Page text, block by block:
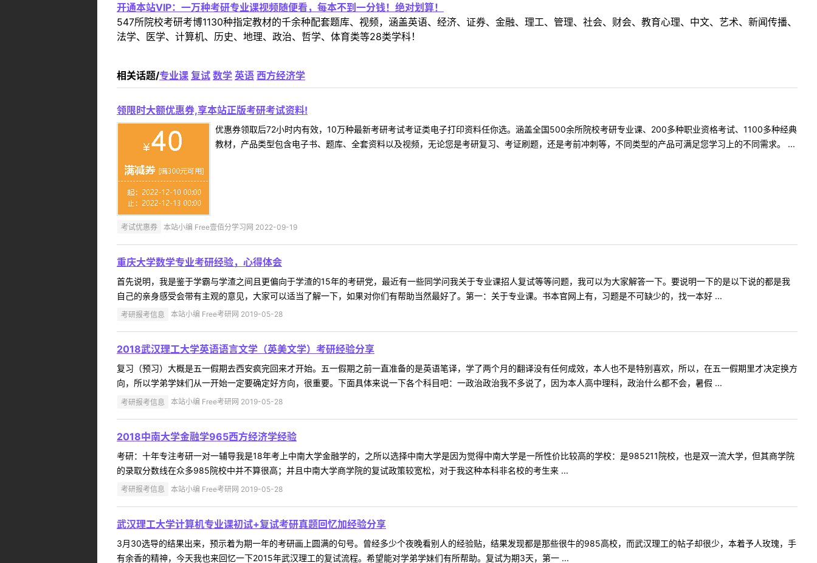
开通本站VIP：一万种考研专业课视频随便看，每本不到一分钱！绝对划算！
547所院校考研考博1130种指定教材的千余种配套题库、视频，涵盖英语、经济、证券、金融、理工、管理、社会、财会、教育心理、中文、艺术、新闻传播、
法学、医学、计算机、历史、地理、政治、哲学、体育类等28类学科！
相关话题/专业课 复试 数学 英语 西方经济学
领限时大额优惠券,享本站正版考研考试资料!
优惠券领取后72小时内有效，10万种最新考研考试考证类电子打印资料任你选。涵盖全国500余所院校考研专业课、200多种职业资格考试、1100多种经典
教材，产品类型包含电子书、题库、全套资料以及视频，无论您是考研复习、考证刷题，还是考前冲刺等，不同类型的产品可满足您学习上的不同需求。 ...
考试优惠券 本站小编 Free壹佰分学习网 2022-09-19
重庆大学数学专业考研经验，心得体会
首先说明，我是鉴于学霸与学渣之间且更偏向于学渣的15年的考研党，最近有一些同学问我关于专业课招人复试等等问题，我可以为大家解答一下。要说明一下的是以下说的都是我
自己的亲身感受会带有主观的意见，大家可以适当了解一下，如果对你们有帮助当然最好了。第一：关于专业课。书本官网上有，习题是不可缺少的，找一本好 ...
考研报考信息 本站小编 Free考研网 2019-05-28
2018武汉理工大学英语语言文学（英美文学）考研经验分享
复习（预习）大概是五一假期去西安疯完回来才开始。五一假期之前一直准备的是英语笔译，学了两个月的翻译没有任何成效，本人也不是特别喜欢，所以，在五一假期里才决定换方
向，所以学弟学妹们从一开始一定要确定好方向，很重要。下面具体来说一下各个科目吧：一政治政治我不多说了，因为本人高中理科，政治什么都不会，暑假 ...
考研报考信息 本站小编 Free考研网 2019-05-28
2018中南大学金融学965西方经济学经验
考研：十年专注考研一对一辅导我是18年考上中南大学金融学的，之所以选择中南大学是因为觉得中南大学是一所性价比较高的学校：是985211院校，也是双一流大学，但其商学院
的录取分数线在众多985院校中并不算很高；并且中南大学商学院的复试政策较宽松，对于我这种本科非名校的考生来 ...
考研报考信息 本站小编 Free考研网 2019-05-28
武汉理工大学计算机专业课初试+复试考研真题回忆加经验分享
3月30选导的结果出来，预示着为期一年的考研画上圆满的句号。曾经多少个夜晚看别人的经验贴，结果发现都是那些很牛的985高校，而武汉理工的帖子却很少，本着予人玫瑰，手
有余香的精神，今天我也来回忆一下2015年武汉理工的复试流程。希望能对学弟学妹们有所帮助。复试为期3天，第一 ...